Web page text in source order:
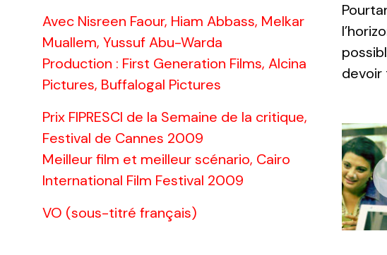
Avec Nisreen Faour, Hiam Abbass, Melkar
Muallem, Yussuf Abu-Warda
Production : First Generation Films, Alcina
Pictures, Buffalogal Pictures
Prix FIPRESCI de la Semaine de la critique,
Festival de Cannes 2009
Meilleur film et meilleur scénario, Cairo
International Film Festival 2009
VO (sous-titré français)
devoir